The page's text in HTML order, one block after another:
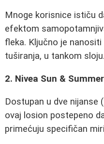
Mnoge korisnice ističu
efektom
fleka. Ključno je
tuširanja, u tankom sloju.
2. Nivea Sun &
Dostupan u dve nijanse
ovaj losion postepeno
primećuju specifičan